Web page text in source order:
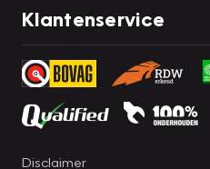
Klantenservice
Disclaimer